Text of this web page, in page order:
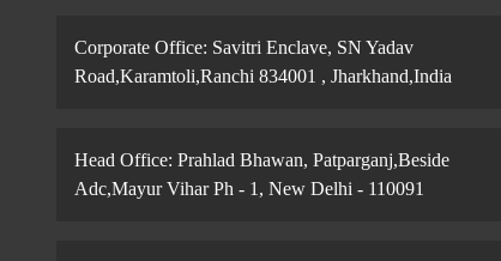
Corporate Office: Savitri Enclave, SN Yadav
Road,Karamtoli,Ranchi 834001 , Jharkhand,India
Head Office: Prahlad Bhawan, Patparganj,Beside
Adc,Mayur Vihar Ph - 1, New Delhi - 110091